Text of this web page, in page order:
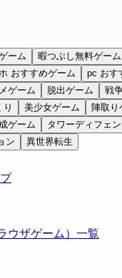
ーム 暇つぶし無料ゲーム
おすすめゲーム pc おす
ゲーム 脱出ゲーム 戦
り 美少女ゲーム 陣取り
ゲーム
タワーディフェ
ン
異世界転生
ウザゲーム）一覧